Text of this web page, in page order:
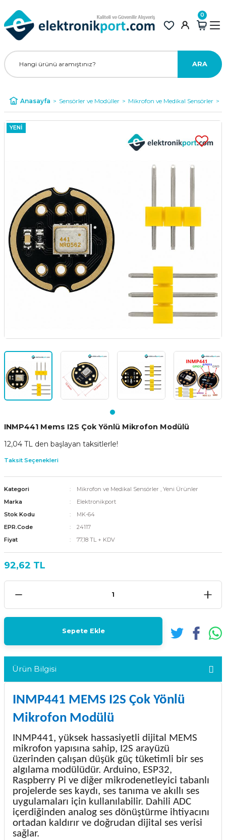
ARA
0
Anasayfa Sensörler ve Modüller Mikrofon ve Medikal Sensörler
YENİ
INMP441 Mems I2S Çok Yönlü Mikrofon Modülü
12,04 TL den başlayan taksitlerle!
Taksit Seçenekleri
Kategori Mikrofon ve Medikal Sensörler , Yeni Ürünler
Marka
Elektronikport
Stok Kodu
MK-64
EPR.Code
24117
Fiyat
77,18 TL + KDV
92,62 TL
Sepete Ekle
Ürün Bilgisi
INMP441 MEMS I2S Çok Yönlü
Mikrofon Modülü
INMP441, yüksek hassasiyetli dijital MEMS
mikrofon yapısına sahip, I2S arayüzü
üzerinden çalışan düşük güç tüketimli bir ses
algılama modülüdür. Arduino, ESP32,
Raspberry Pi ve diğer mikrodenetleyici tabanlı
projelerde ses kaydı, ses tanıma ve akıllı ses
uygulamaları için kullanılabilir. Dahili ADC
içerdiğinden analog ses dönüştürme ihtiyacını
ortadan kaldırır ve doğrudan dijital ses verisi
sağlar.